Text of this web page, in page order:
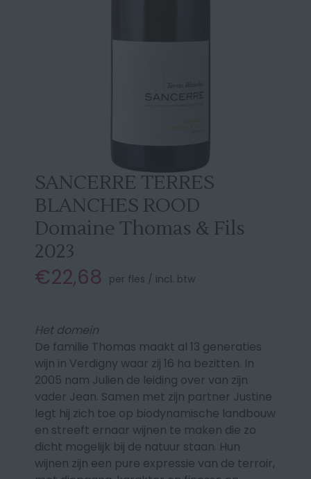
SANCERRE TERRES
BLANCHES ROOD
Domaine Thomas & Fils
2023
€22,68 per fles / incl. btw
Het domein
De familie Thomas maakt al 13 generaties
wijn in Verdigny waar zij 16 ha bezitten. In
2005 nam Julien de leiding over van zijn
vader Jean. Samen met zijn partner Justine
legt hij zich toe op biodynamische landbouw
en streeft ernaar wijnen te maken die zo
dicht mogelijk bij de natuur staan. Hun
wijnen zijn een pure expressie van de terroir,